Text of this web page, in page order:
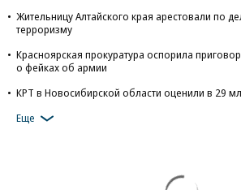
Жительницу Алтайского края арестовали по
терроризму
Красноярская прокуратура оспорила
о фейках об армии
КРТ в Новосибирской области оценили в 29
Еще